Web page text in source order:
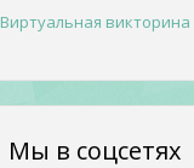
Виртуальная викторина
Мы в соцсетях